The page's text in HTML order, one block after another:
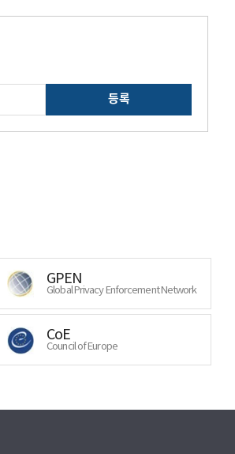
등록
GPEN
Global Privacy Enforcement Network
CoE
Council of Europe